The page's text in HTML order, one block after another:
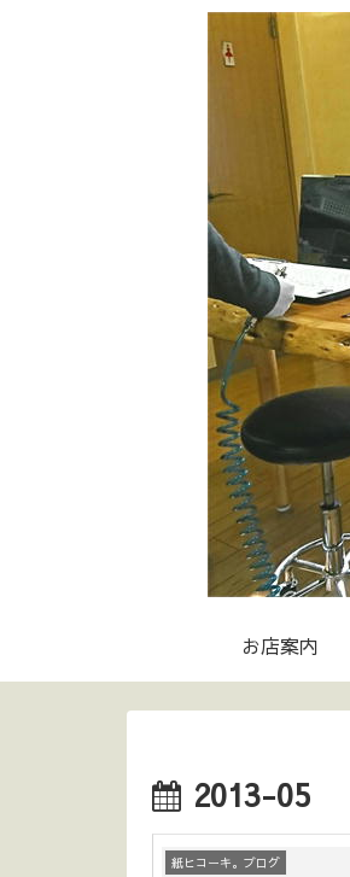
お店案内
2013-05
紙ヒコーキ。ブログ